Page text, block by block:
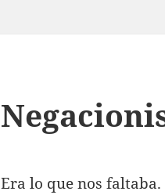
Era lo que nos